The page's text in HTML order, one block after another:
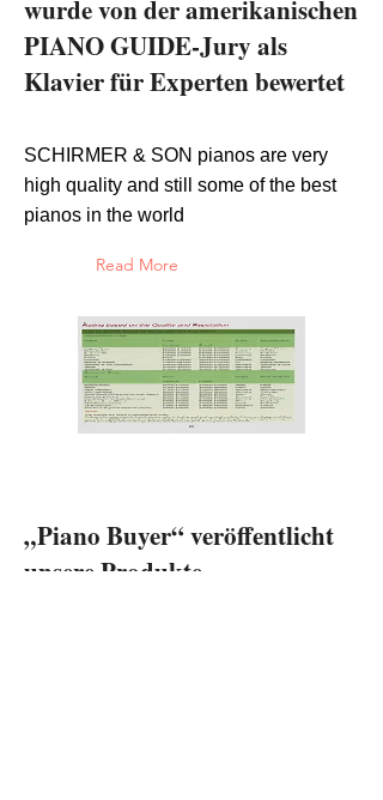
wurde von der amerikanischen
PIANO GUIDE-Jury als
Klavier für Experten bewertet
SCHIRMER & SON pianos are very
high quality and still some of the best
pianos in the world
Read More
„Piano Buyer“ veröffentlicht
unsere Produkte